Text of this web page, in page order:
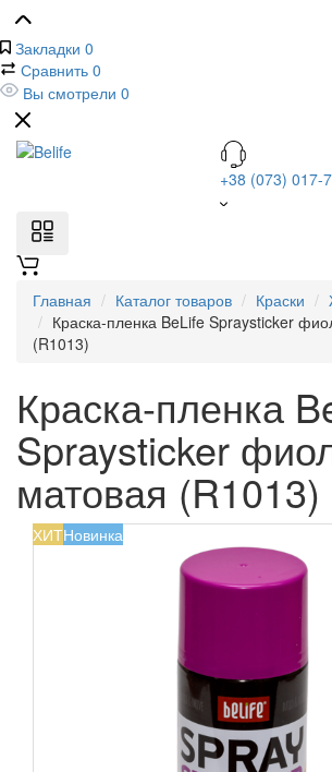
Закладки 0
Сравнить 0
Вы смотрели 0
+38 (073) 017-
Главная Каталог товаров Краски
Краска-пленка BeLife Spraysticker
(R1013)
Краска-пленка
Spraysticker
матовая (R1013)
ХИТНовинка